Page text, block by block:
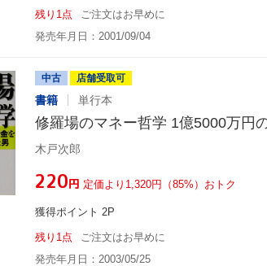
残り1点
ご注文はお早めに
発売年月日：2001/09/04
中古 店舗受取可
書籍 単行本
修羅場のマネー哲学 1億5000万円
木戸次郎
¥220円 定価より1,320円（85%）おトク
獲得ポイント 2P
残り1点
ご注文はお早めに
発売年月日：2003/05/25